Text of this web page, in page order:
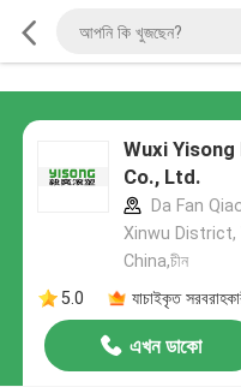
Wuxi
Co., Ltd.
Da Fan
Xinwu District,
China,চীন
5.0
যাচাইকৃত
এখন ডাকো